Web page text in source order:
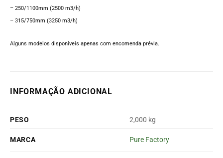
– 250/1100mm (2500 m3/h)
– 315/750mm (3250 m3/h)
Alguns modelos disponíveis apenas com encomenda prévia.
INFORMAÇÃO ADICIONAL
PESO 2,000 kg
MARCA Pure Factory